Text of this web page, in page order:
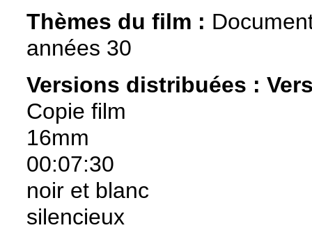
Thèmes du film :
années 30
Versions distribuées :
Copie film
16mm
00:07:30
noir et blanc
silencieux